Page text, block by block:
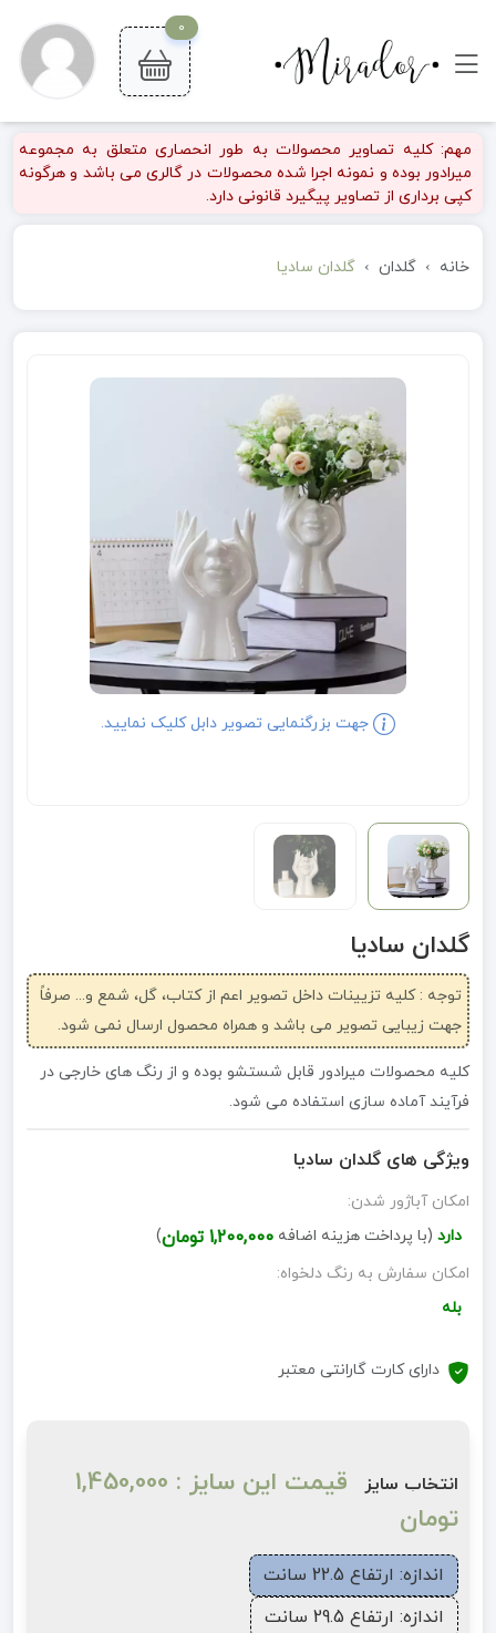
0
مهم: کلیه تصاویر محصولات به طور انحصاری متعلق به مجموعه
میرادور بوده و نمونه اجرا شده محصولات در گالری می باشد و هرگونه
کپی برداری از تصاویر پیگیرد قانونی دارد.
خانه گلدان گلدان سادیا
جهت بزرگنمایی تصویر دابل کلیک نمایید.
گلدان سادیا
توجه : کلیه تزیینات داخل تصویر اعم از کتاب، گل، شمع و... صرفاً
جهت زیبایی تصویر می باشد و همراه محصول ارسال نمی شود.
کلیه محصولات میرادور قابل شستشو بوده و از رنگ های خارجی در
فرآیند آماده سازی استفاده می شود.
ویژگی های گلدان سادیا
امکان آباژور شدن:
دارد (با پرداخت هزینه اضافه 1,200,000 تومان
)
امکان سفارش به رنگ دلخواه:
بله
دارای کارت گارانتی معتبر
انتخاب سایز
قیمت این سایز : 1,450,000
تومان
اندازه: ارتفاع 22.5 سانت
اندازه: ارتفاع 29.5 سانت